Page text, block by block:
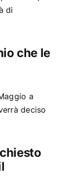
di
che le
a
deciso